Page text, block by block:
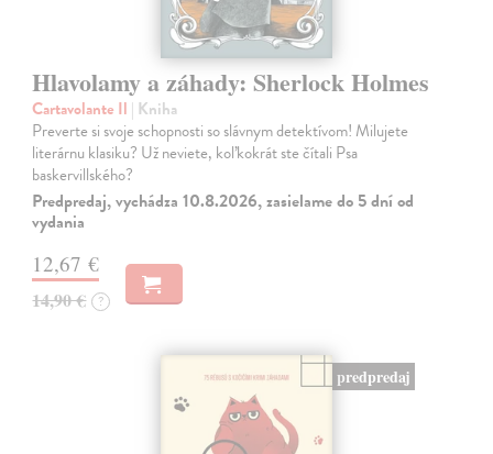
Hlavolamy a záhady: Sherlock Holmes
Cartavolante Il | Kniha
Preverte si svoje schopnosti so slávnym detektívom! Milujete
literárnu klasiku? Už neviete, koľkokrát ste čítali Psa
baskervillského?
Predpredaj, vychádza 10.8.2026, zasielame do 5 dní od
vydania
12,67 €
14,90 € ?
predpredaj